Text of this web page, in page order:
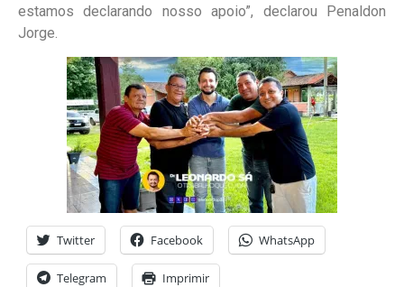
estamos declarando nosso apoio”, declarou Penaldon
Jorge.
Twitter Facebook WhatsApp
Telegram Imprimir